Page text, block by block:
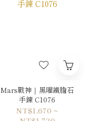
Mars戰神｜黑曜鐵膽石
手鍊 C1076
NT$1,670 ~